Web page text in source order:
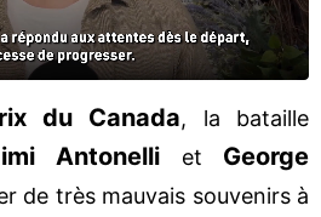
du Canada, la bataille
Antonelli et George
de très mauvais souvenirs à